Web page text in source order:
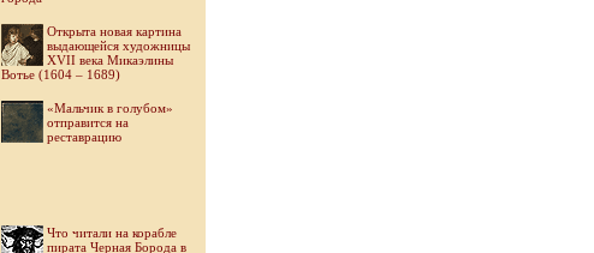
Открыта новая картина
выдающейся художницы
XVII века Микаэлины
Вотье (1604 – 1689)
«Мальчик в голубом»
отправится на
реставрацию
Что читали на корабле
пирата Черная Борода в